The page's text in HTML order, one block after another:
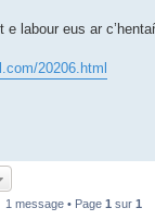
e labour eus ar
20206.html
1 message • Page 1 sur 1